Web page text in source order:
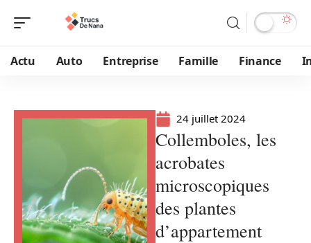
Actu Auto Entreprise Famille Finance
24 juillet 2024
Collemboles, les
acrobates
microscopiques
des plantes
d’appartement